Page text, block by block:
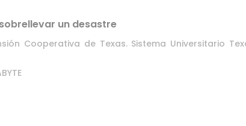
un desastre
Cooperativa de Texas. Sistema Universitario